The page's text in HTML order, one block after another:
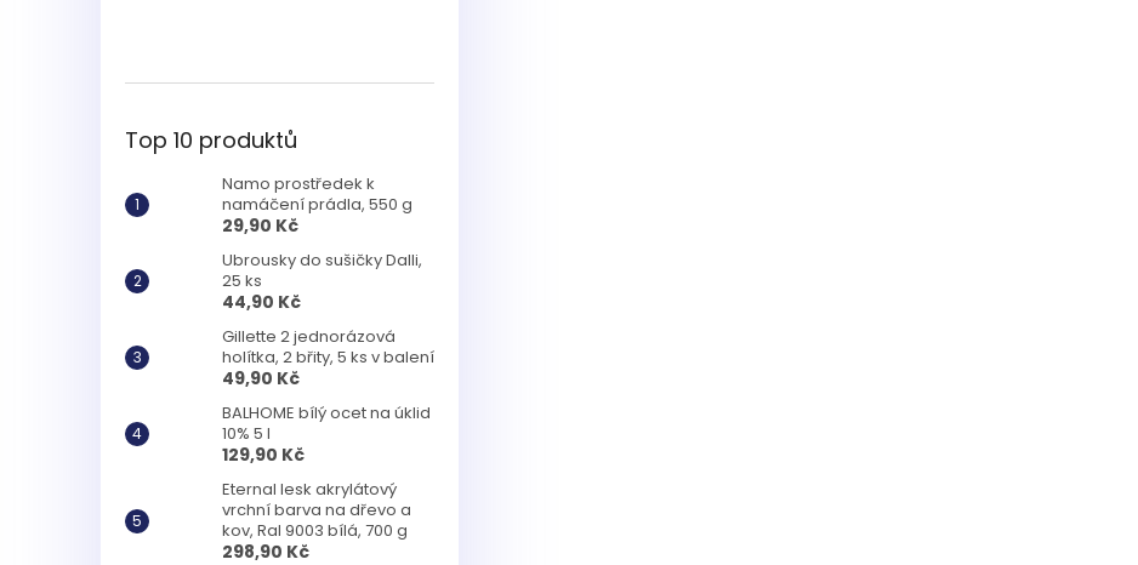
Top 10 produktů
Namo prostředek k
namáčení prádla, 550 g
29,90 Kč
Ubrousky do sušičky Dalli,
25 ks
44,90 Kč
Gillette 2 jednorázová
holítka, 2 břity, 5 ks v balení
49,90 Kč
BALHOME bílý ocet na úklid
10% 5 l
129,90 Kč
Eternal lesk akrylátový
vrchní barva na dřevo a
kov, Ral 9003 bílá, 700 g
298,90 Kč